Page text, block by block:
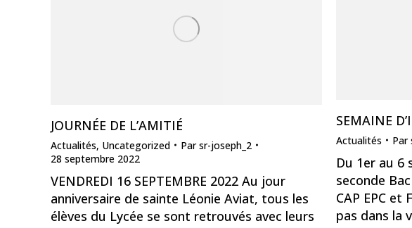
JOURNÉE DE L’AMITIÉ
Actualités, Uncategorized Parsr-joseph_2
28 septembre 2022
VENDREDI 16 SEPTEMBRE 2022 Au jour
anniversaire de sainte Léonie Aviat, tous les
élèves du Lycée se sont retrouvés avec leurs
SEMAINE
Actualités Par
Du 1er au 6
seconde
CAP EPC
pas dans la